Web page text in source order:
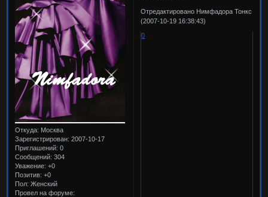
Откуда: Москва
Зарегистрирован: 2007-10-17
Приглашений: 0
Сообщений: 304
Уважение: +0
Позитив: +0
Пол: Женский
Провел на форуме:
Отредактировано Нимфадора Тонкс
(2007-10-19 16:38:43)
0